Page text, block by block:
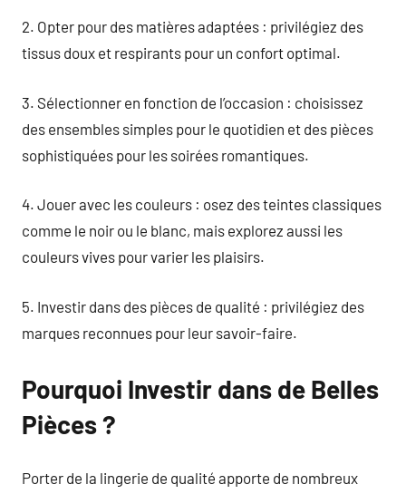
2. Opter pour des matières adaptées : privilégiez des
tissus doux et respirants pour un confort optimal.
3. Sélectionner en fonction de l’occasion : choisissez
des ensembles simples pour le quotidien et des pièces
sophistiquées pour les soirées romantiques.
4. Jouer avec les couleurs : osez des teintes classiques
comme le noir ou le blanc, mais explorez aussi les
couleurs vives pour varier les plaisirs.
5. Investir dans des pièces de qualité : privilégiez des
marques reconnues pour leur savoir-faire.
Pourquoi Investir dans de Belles
Pièces ?
Porter de la lingerie de qualité apporte de nombreux